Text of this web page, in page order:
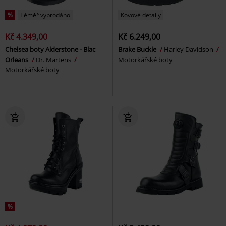
% Téměř vyprodáno
Kč 4.349,00
Chelsea boty Alderstone - Blac
Orleans
Dr. Martens
Motorkářské boty
Kovové detaily
Kč 6.249,00
Brake Buckle
Harley Davidson
Motorkářské boty
%